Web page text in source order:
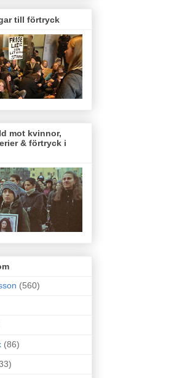
till förtryck
mot kvinnor,
& förtryck i
(560)
(86)